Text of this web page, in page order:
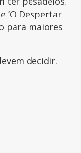
‘O Despertar
para maiores
decidir.